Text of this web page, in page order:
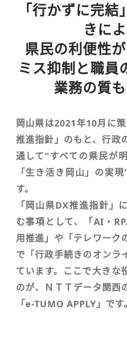
「行かずに完
きに
県民の利便性
ミス抑制と職員
業務の質
岡山県は2021年10月に
推進指針」のもと、行政
通して“すべての県民が
「生き活き岡山」の実
す。
「岡山県DX推進指針」
む事項として、「AI・
用推進」や「テレワーク
で「行政手続きのオンラ
ています。ここで大きな
のが、ＮＴＴデータ関西
「e-TUMO APPLY」です。